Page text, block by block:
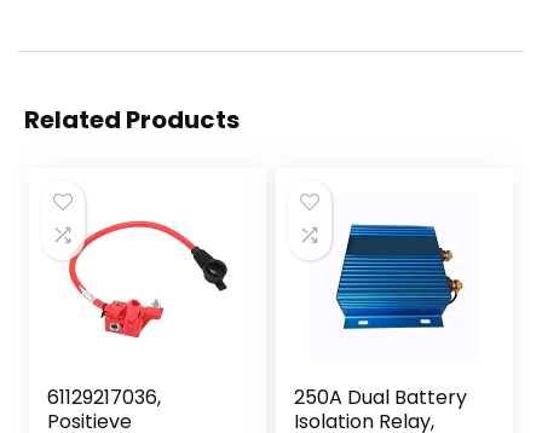
Related Products
61129217036,
Positieve
250A Dual Battery
Isolation Relay,